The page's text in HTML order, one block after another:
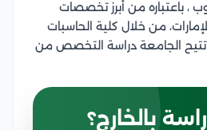
، باعتباره من أبرز تخصصات
من خلال كلية الحاسبات
تتيح الجامعة دراسة التخصص من
بالخارج؟